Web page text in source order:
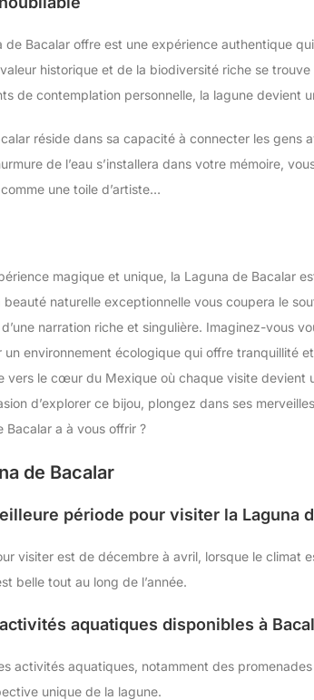
de Bacalar offre est une expérience authentique
historique et de la biodiversité riche se
de contemplation personnelle, la lagune devient
réside dans sa capacité à connecter les gens
de l’eau s’installera dans votre mémoire,
une toile d’artiste…
magique et unique, la Laguna de Bacalar
naturelle exceptionnelle vous coupera le
narration riche et singulière. Imaginez-vous
environnement écologique qui offre tranquillité
vers le cœur du Mexique où chaque visite devient
d’explorer ce bijou, plongez dans ses
a à vous offrir ?
de Bacalar
période pour visiter la Laguna
visiter est de décembre à avril, lorsque le climat
belle tout au long de l’année.
aquatiques disponibles à
activités aquatiques, notamment des
unique de la lagune.